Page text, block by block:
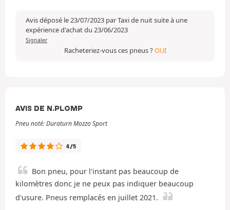
Avis déposé le 23/07/2023 par Taxi de nuit suite à une
expérience d'achat du 23/06/2023
Signaler
Racheteriez-vous ces pneus ?OUI
AVIS DE N.PLOMP
Pneu noté: Duraturn Mozzo Sport
4/5
Bon pneu, pour l'instant pas beaucoup de
kilomètres donc je ne peux pas indiquer beaucoup
d'usure. Pneus remplacés en juillet 2021.